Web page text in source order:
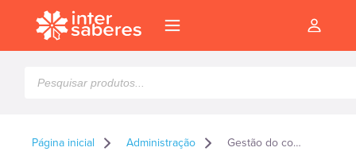
produtos
Página inicial Administração Gestão do contencioso e rotinas trabalhistas no eSocial